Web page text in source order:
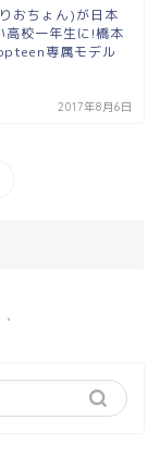
おちょん)が日本
高校一年生に!橋本
専属モデル
2017年8月6日